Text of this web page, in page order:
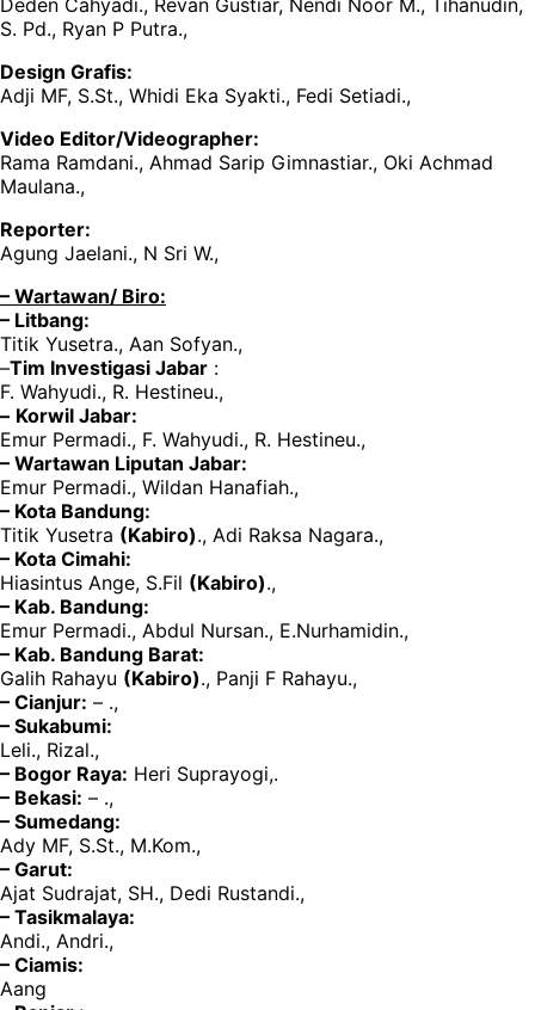
S. Pd., Ryan P Putra.,
Design Grafis:
Adji MF, S.St., Whidi Eka Syakti., Fedi Setiadi.,
Video Editor/Videographer:
Rama Ramdani., Ahmad Sarip Gimnastiar., Oki Achmad
Maulana.,
Reporter:
Agung Jaelani., N Sri W.,
– Wartawan/ Biro:
– Litbang:
Titik Yusetra., Aan Sofyan.,
–Tim Investigasi Jabar :
F. Wahyudi., R. Hestineu.,
– Korwil Jabar:
Emur Permadi., F. Wahyudi., R. Hestineu.,
– Wartawan Liputan Jabar:
Emur Permadi., Wildan Hanafiah.,
– Kota Bandung:
Titik Yusetra (Kabiro)., Adi Raksa Nagara.,
– Kota Cimahi:
Hiasintus Ange, S.Fil (Kabiro).,
– Kab. Bandung:
Emur Permadi., Abdul Nursan., E.Nurhamidin.,
– Kab. Bandung Barat:
Galih Rahayu (Kabiro)., Panji F Rahayu.,
– Cianjur: – .,
– Sukabumi:
Leli., Rizal.,
– Bogor Raya: Heri Suprayogi,.
– Bekasi: – .,
– Sumedang:
Ady MF, S.St., M.Kom.,
– Garut:
Ajat Sudrajat, SH., Dedi Rustandi.,
– Tasikmalaya:
Andi., Andri.,
– Ciamis:
Aang